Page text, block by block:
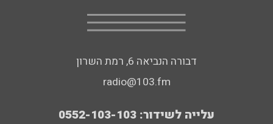
דבורה הנביאה 6, רמת השרון
radio@103.fm
עלייה לשידור: 0552-103-103